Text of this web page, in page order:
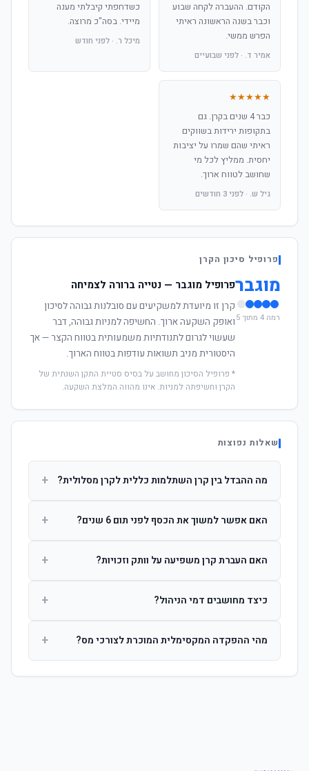
הקודם. ההעברה לקחה שבוע
וכבר בשנה הראשונה ראיתי
הפרש ממשי.
אמיר ד. · לפני שבועיים
כשדחפתי קיבלתי מענה
מיידי. בסה"כ מרוצה.
מיכל ר. · לפני חודש
★★★★★
כבר 4 שנים בקרן. גם
בתקופות ירידות בשווקים
ראיתי שהם שמרו על יציבות
יחסית. ממליץ לכל מי
שחושב לטווח ארוך.
גיל ש. · לפני 3 חודשים
פרופיל סיכון הקרן
מוגבר
רמה 4 מתוך 5
פרופיל מוגבר — נטייה ברורה לצמיחה
קרן זו מיועדת למשקיעים עם סובלנות גבוהה לסיכון
ואופק השקעה ארוך. החשיפה למניות גבוהה, דבר
שעשוי לגרום לתנודתיות משמעותית בטווח הקצר — אך
היסטורית מניב תשואות עודפות בטווח הארוך.
* פרופיל הסיכון מחושב על בסיס סטיית התקן השנתית של
הקרן וחשיפתה למניות. אינו מהווה המלצת השקעה.
שאלות נפוצות
מה ההבדל בין קרן השתלמות כללית לקרן מסלולית? +
ההשקעות. קרן מסלולית עוקבת אחרי מדד ספציפי ומאפשרת
האם אפשר למשוך את הכסף לפני תום 6 שנים? +
הרווחים. לאחר 6 שנים ניתן למשוך פטור ממס עד לתקרה
האם העברת קרן משפיעה על וותק וזכויות? +
החברות. הוותק ממשיך להיספר מיום ההפקדה הראשונה.
כיצד מחושבים דמי הניהול? +
ומתן על שיעורם בעת הצטרפות.
מהי ההפקדה המקסימלית המוכרת לצורכי מס? +